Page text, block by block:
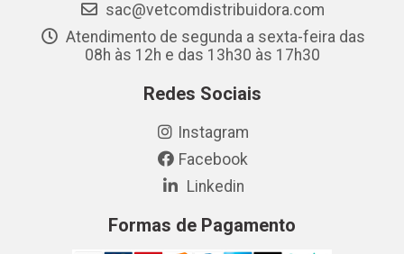
sac@vetcomdistribuidora.com
Atendimento de segunda a sexta-feira das
08h às 12h e das 13h30 às 17h30
Redes Sociais
Instagram
Facebook
Linkedin
Formas de Pagamento